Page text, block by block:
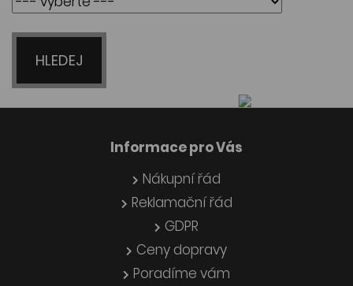
HLEDEJ
Informace pro Vás
Nákupní řád
Reklamační řád
GDPR
Ceny dopravy
Poradíme vám